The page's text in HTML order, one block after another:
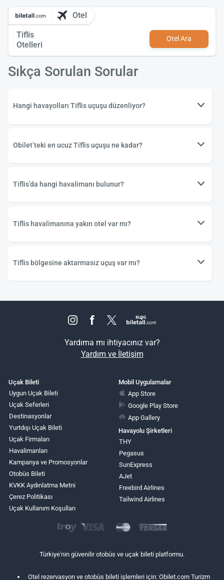
Otel
Tiflis
Otelleri
Otel Ara
Sıkça Sorulan Sorular
Hangi havayolları Tiflis uçuşu düzenliyor?
Obilet’teki en ucuz Tiflis uçuşu ne kadar?
Tiflis’da hangi havalimanı bulunur?
Tiflis havalimanına yakın otel var mı?
Tiflis bölgesine aktarmasız uçuş var mı?
Yardıma mı ihtiyacınız var?
Yardım ve İletişim
Uçak Bileti
Uygun Uçak Bileti
Uçak Seferleri
Destinasyonlar
Yurtdışı Uçak Bileti
Uçak Firmaları
Havalimanları
Kampanya ve Promosyonlar
Otobüs Bileti
KVKK Aydınlatma Metni
Çerez Politikası
Uçak Kullanım Koşulları
Mobil Uygulamalar
App Store
Google Play Store
App Gallery
Havayolu Şirketleri
THY
Pegasus
SunExpress
AJet
Freebird Airlines
Tailwind Airlines
Türkiye'nin güvenilir otobüs ve uçak bileti platformu.
Otel rezervasyon ve otobüs bileti işlemleri için: Obilet.com Turizm